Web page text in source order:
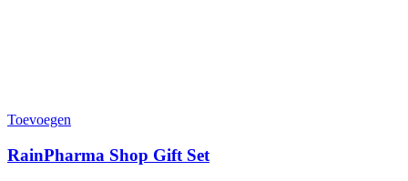
Toevoegen
RainPharma Shop Gift Set